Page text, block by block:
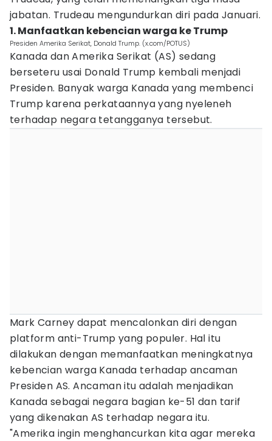
jabatan. Trudeau mengundurkan diri pada Januari.
1. Manfaatkan kebencian warga ke Trump
Presiden Amerika Serikat, Donald Trump. (x.com/POTUS)
Kanada dan Amerika Serikat (AS) sedang
berseteru usai Donald Trump kembali menjadi
Presiden. Banyak warga Kanada yang membenci
Trump karena perkataannya yang nyeleneh
terhadap negara tetangganya tersebut.
Mark Carney dapat mencalonkan diri dengan
platform anti-Trump yang populer. Hal itu
dilakukan dengan memanfaatkan meningkatnya
kebencian warga Kanada terhadap ancaman
Presiden AS. Ancaman itu adalah menjadikan
Kanada sebagai negara bagian ke-51 dan tarif
yang dikenakan AS terhadap negara itu.
"Amerika ingin menghancurkan kita agar mereka